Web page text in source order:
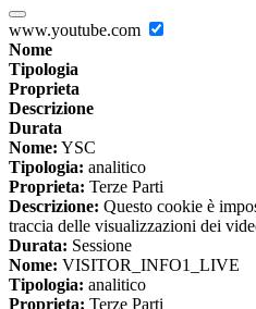
www.youtube.com
Nome
Tipologia
Proprieta
Descrizione
Durata
Nome: YSC
Tipologia: analitico
Proprieta: Terze Parti
Descrizione: Questo cookie è
traccia delle visualizzazioni dei
Durata: Sessione
Nome: VISITOR_INFO1_LIVE
Tipologia: analitico
Proprieta: Terze Parti